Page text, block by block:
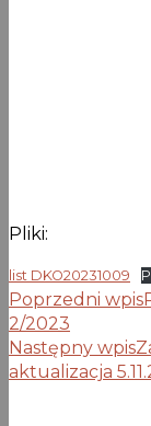
Pliki:
list DKO20231009
Poprzedni wpis
2/2023
Następny wpis
aktualizacja